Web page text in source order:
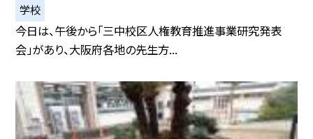
学校
今日は、午後から「三中校区人権教育推進事業研究発表
会」があり、大阪府各地の先生方...